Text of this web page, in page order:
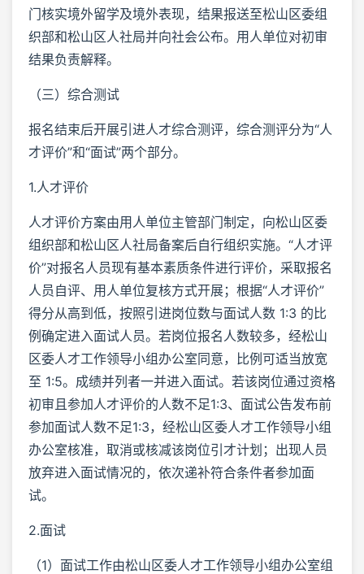
门核实境外留学及境外表现，结果报送至松山区委组
织部和松山区人社局并向社会公布。用人单位对初审
结果负责解释。
（三）综合测试
报名结束后开展引进人才综合测评，综合测评分为“人
才评价”和“面试”两个部分。
1.人才评价
人才评价方案由用人单位主管部门制定，向松山区委
组织部和松山区人社局备案后自行组织实施。“人才评
价”对报名人员现有基本素质条件进行评价，采取报名
人员自评、用人单位复核方式开展；根据“人才评价”
得分从高到低，按照引进岗位数与面试人数 1:3 的比
例确定进入面试人员。若岗位报名人数较多，经松山
区委人才工作领导小组办公室同意，比例可适当放宽
至 1:5。成绩并列者一并进入面试。若该岗位通过资格
初审且参加人才评价的人数不足1:3、面试公告发布前
参加面试人数不足1:3，经松山区委人才工作领导小组
办公室核准，取消或核减该岗位引才计划；出现人员
放弃进入面试情况的，依次递补符合条件者参加面
试。
2.面试
（1）面试工作由松山区委人才工作领导小组办公室组